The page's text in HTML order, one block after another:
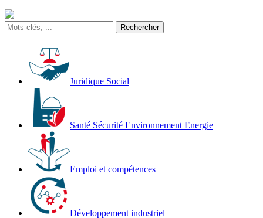
Juridique Social
Santé Sécurité Environnement Energie
Emploi et compétences
Développement industriel